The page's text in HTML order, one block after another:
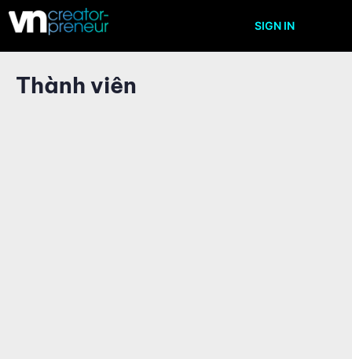
SIGN IN
Thành viên